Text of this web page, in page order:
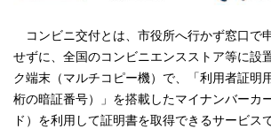
コンビニ交付とは、市役所へ行かず窓口で
せずに、全国のコンビニエンスストア等に設
ク端末（マルチコピー機）で、「利用者証明
桁の暗証番号）」を搭載したマイナンバーカ
ド）を利用して証明書を取得できるサービス